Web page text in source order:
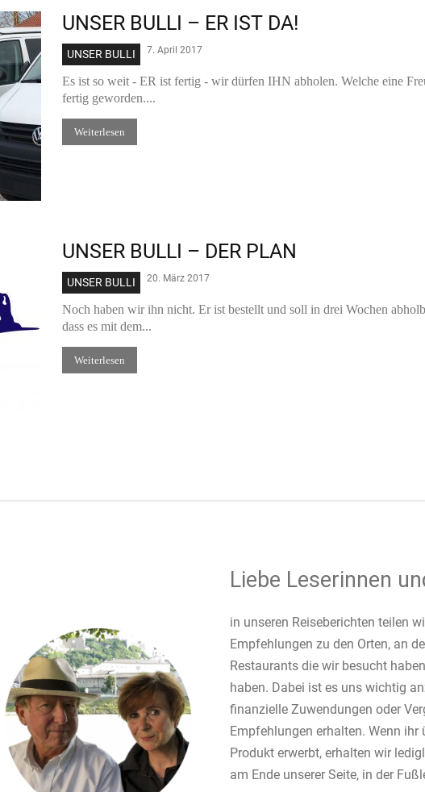
UNSER BULLI – ER IST DA!
UNSER BULLI 7. April 2017
Es ist so weit - ER ist fertig - wir dürfen IHN abholen. Welche eine
fertig geworden....
Weiterlesen
UNSER BULLI – DER PLAN
UNSER BULLI 20. März 2017
Noch haben wir ihn nicht. Er ist bestellt und soll in drei Wochen
dass es mit dem...
Weiterlesen
Liebe Leserinnen
in unseren Reiseberichten teilen
Empfehlungen zu den Orten, an
Restaurants die wir besucht
haben. Dabei ist es uns wichtig
finanzielle Zuwendungen oder
Empfehlungen erhalten. Wenn ihr
Produkt erwerbt, erhalten wir
am Ende unserer Seite, in der